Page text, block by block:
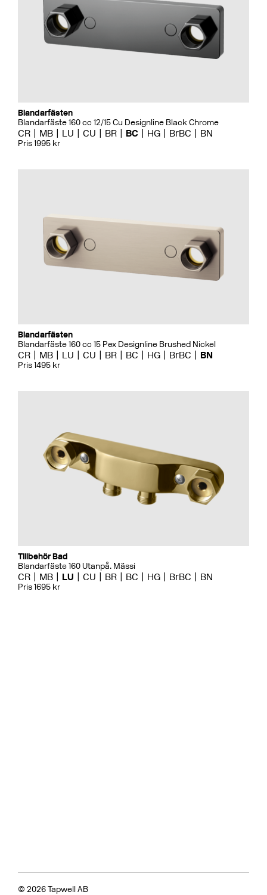
Blandarfästen
Blandarfäste 160 cc 12/15 Cu Designline Black Chrome
CR MB LU CU BR BC HG BrBC BN
Pris 1995 kr
Blandarfästen
Blandarfäste 160 cc 15 Pex Designline Brushed Nickel
CR MB LU CU BR BC HG BrBC BN
Pris 1495 kr
Tillbehör Bad
Blandarfäste 160 Utanpå. Mässi
CR MB LU CU BR BC HG BrBC BN
Pris 1695 kr
© 2026 Tapwell AB